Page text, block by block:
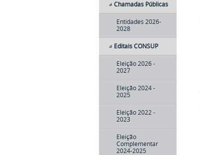
Chamadas Públicas
Entidades 2026-
2028
Editais CONSUP
Eleição 2026 -
2027
Eleição 2024 -
2025
Eleição 2022 -
2023
Eleição
Complementar
2024-2025